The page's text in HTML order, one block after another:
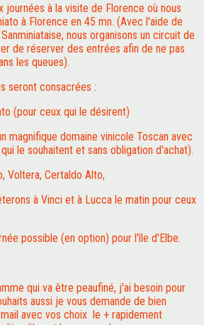
journées à la visite de Florence où nous
à Florence en 45 mn. (Avec l'aide de
nous organisons un circuit de
de réserver des entrées afin de ne pas
les queues).
seront consacrées :
(pour ceux qui le désirent)
magnifique domaine vinicole Toscan avec
le souhaitent et sans obligation d'achat).
Voltera, Certaldo Alto,
à Vinci et à Lucca le matin pour ceux
possible (en option) pour l'île d'Elbe.
qui va être peaufiné, j'ai besoin pour
aussi je vous demande de bien
avec vos choix le + rapidement